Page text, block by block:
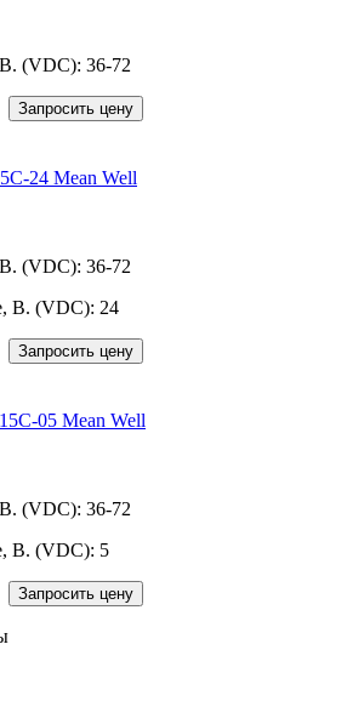
(VDC): 36-72
Запросить цену
24 Mean Well
(VDC): 36-72
В. (VDC): 24
Запросить цену
05 Mean Well
(VDC): 36-72
В. (VDC): 5
Запросить цену